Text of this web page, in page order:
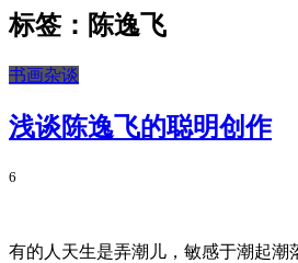
标签：陈逸飞
书画杂谈
浅谈陈逸飞的聪明创作
6
有的人天生是弄潮儿，敏感于潮起